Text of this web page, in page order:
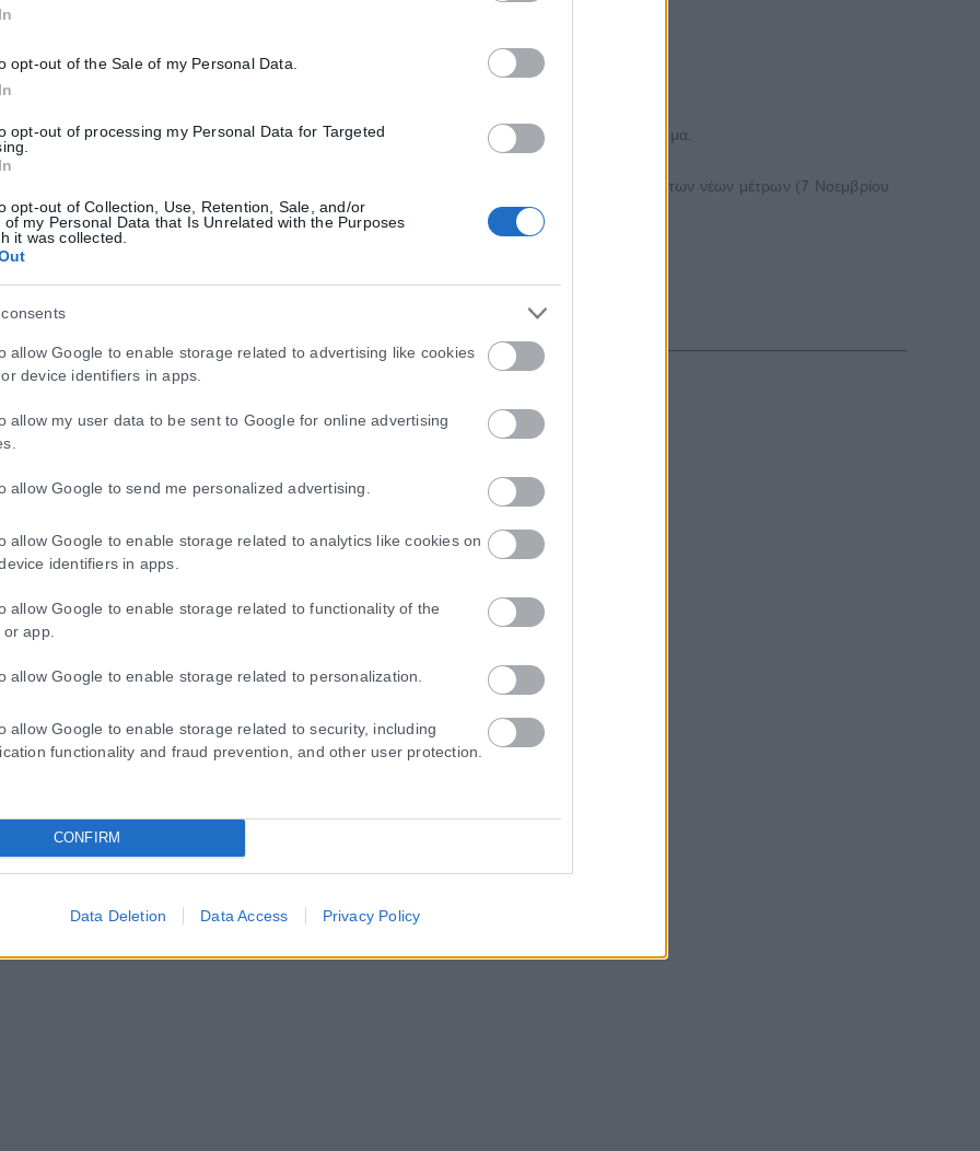
opt-out of the Sale of my Personal Data.
opt-out of processing my Personal Data for Targeted
opt-out of Collection, Use, Retention, Sale, and/or
of my Personal Data that Is Unrelated with the Purposes
it was collected.
allow Google to enable storage related to advertising like cookies
device identifiers in apps.
allow my user data to be sent to Google for online advertising
allow Google to send me personalized advertising.
allow Google to enable storage related to analytics like cookies on
identifiers in apps.
allow Google to enable storage related to functionality of the
app.
allow Google to enable storage related to personalization.
allow Google to enable storage related to security, including
functionality and fraud prevention, and other user protection.
CONFIRM
Data Deletion Data Access Privacy Policy
από πελάτες καταστημάτων.
από εργαζόμενους καταστημάτων.
έχουν βεβαιωθεί συνολικά30.836 ομοειδείς παραβάσεις και έχουν συλληφθεί άτομα.
φόρμας PLF (PassengerLocatorForm) από ταξιδιώτη. Από την έναρξη εφαρμογής των νέων μέτρων (7 Νοεμβρίου
της δημόσιας υγείας.
ή διαβατήριο τα ταξίδια στο εξωτερικό
ταυτότητες παύουν να ισχύουν ως ταξιδιωτικά έγγραφα για το εξωτερικό, με...
για την κρατική αρωγή προς τους πυρόπληκτους
περιοχές που επλήγησαν από τις πρόσφατες πυρκαγιές, με τις αρμόδιες αρχές...